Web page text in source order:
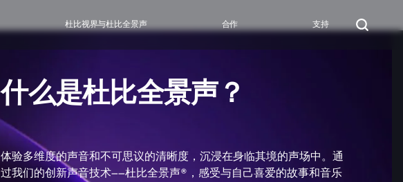
杜比视界与杜比全景声 合作 支持
什么是杜比全景声？
体验多维度的声音和不可思议的清晰度，沉浸在身临其境的声场中。通
过我们的创新声音技术——杜比全景声®，感受与自己喜爱的故事和音乐